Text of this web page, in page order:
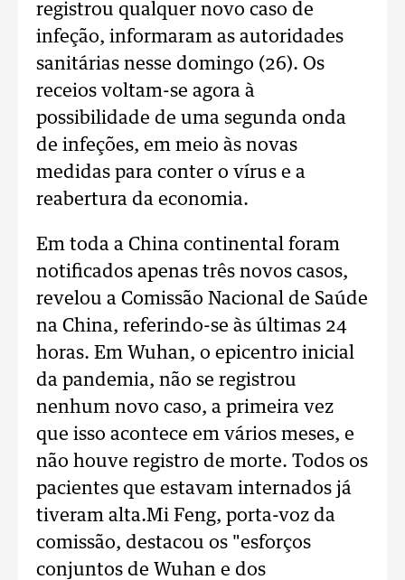
registrou qualquer novo caso de
infeção, informaram as autoridades
sanitárias nesse domingo (26). Os
receios voltam-se agora à
possibilidade de uma segunda onda
de infeções, em meio às novas
medidas para conter o vírus e a
reabertura da economia.
Em toda a China continental foram
notificados apenas três novos casos,
revelou a Comissão Nacional de Saúde
na China, referindo-se às últimas 24
horas. Em Wuhan, o epicentro inicial
da pandemia, não se registrou
nenhum novo caso, a primeira vez
que isso acontece em vários meses, e
não houve registro de morte. Todos os
pacientes que estavam internados já
tiveram alta.Mi Feng, porta-voz da
comissão, destacou os "esforços
conjuntos de Wuhan e dos